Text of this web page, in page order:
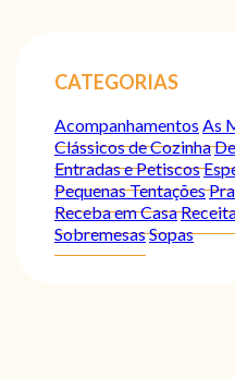
CATEGORIAS
Acompanhamentos As
Clássicos de Cozinha
Entradas e Petiscos
Pequenas Tentações
Receba em Casa
SobremesasSopas